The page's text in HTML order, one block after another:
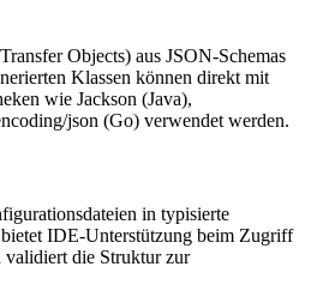
Objects) aus JSON-Schemas
Klassen können direkt mit
wie Jackson (Java),
json (Go) verwendet werden.
in typisierte
IDE-Unterstützung beim Zugriff
die Struktur zur